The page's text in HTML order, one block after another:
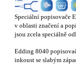
Speciální popisovače
v oblasti značení a
jsou zcela speciálně
Edding 8040
inkoust se slabým